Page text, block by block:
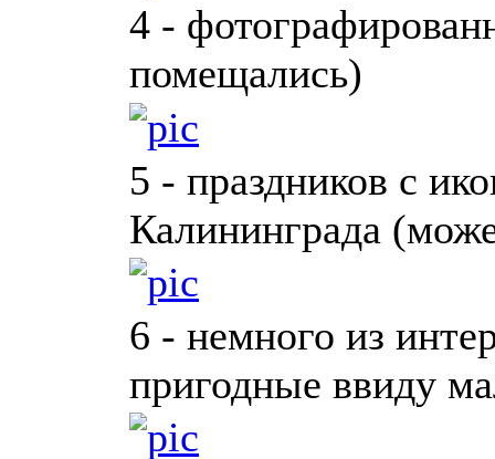
4 -
помещались)
5 - праздников с
Калининграда
6 - немного из
пригодные ввиду